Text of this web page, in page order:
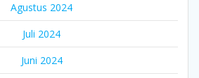
Agustus 2024
Juli 2024
Juni 2024